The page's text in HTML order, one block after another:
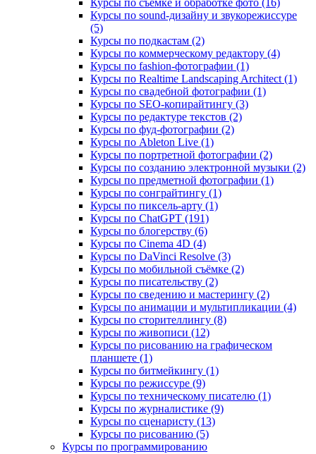
Курсы по съёмке и обработке фото (16)
Курсы по sound-дизайну и звукорежиссуре
(5)
Курсы по подкастам (2)
Курсы по коммерческому редактору (4)
Курсы по fashion-фотографии (1)
Курсы по Realtime Landscaping Architect (1)
Курсы по свадебной фотографии (1)
Курсы по SEO-копирайтингу (3)
Курсы по редактуре текстов (2)
Курсы по фуд-фотографии (2)
Курсы по Ableton Live (1)
Курсы по портретной фотографии (2)
Курсы по созданию электронной музыки (2)
Курсы по предметной фотографии (1)
Курсы по сонграйтингу (1)
Курсы по пиксель-арту (1)
Курсы по ChatGPT (191)
Курсы по блогерству (6)
Курсы по Cinema 4D (4)
Курсы по DaVinci Resolve (3)
Курсы по мобильной съёмке (2)
Курсы по писательству (2)
Курсы по сведению и мастерингу (2)
Курсы по анимации и мультипликации (4)
Курсы по сторителлингу (8)
Курсы по живописи (12)
Курсы по рисованию на графическом
планшете (1)
Курсы по битмейкингу (1)
Курсы по режиссуре (9)
Курсы по техническому писателю (1)
Курсы по журналистике (9)
Курсы по сценаристу (13)
Курсы по рисованию (5)
Курсы по программированию